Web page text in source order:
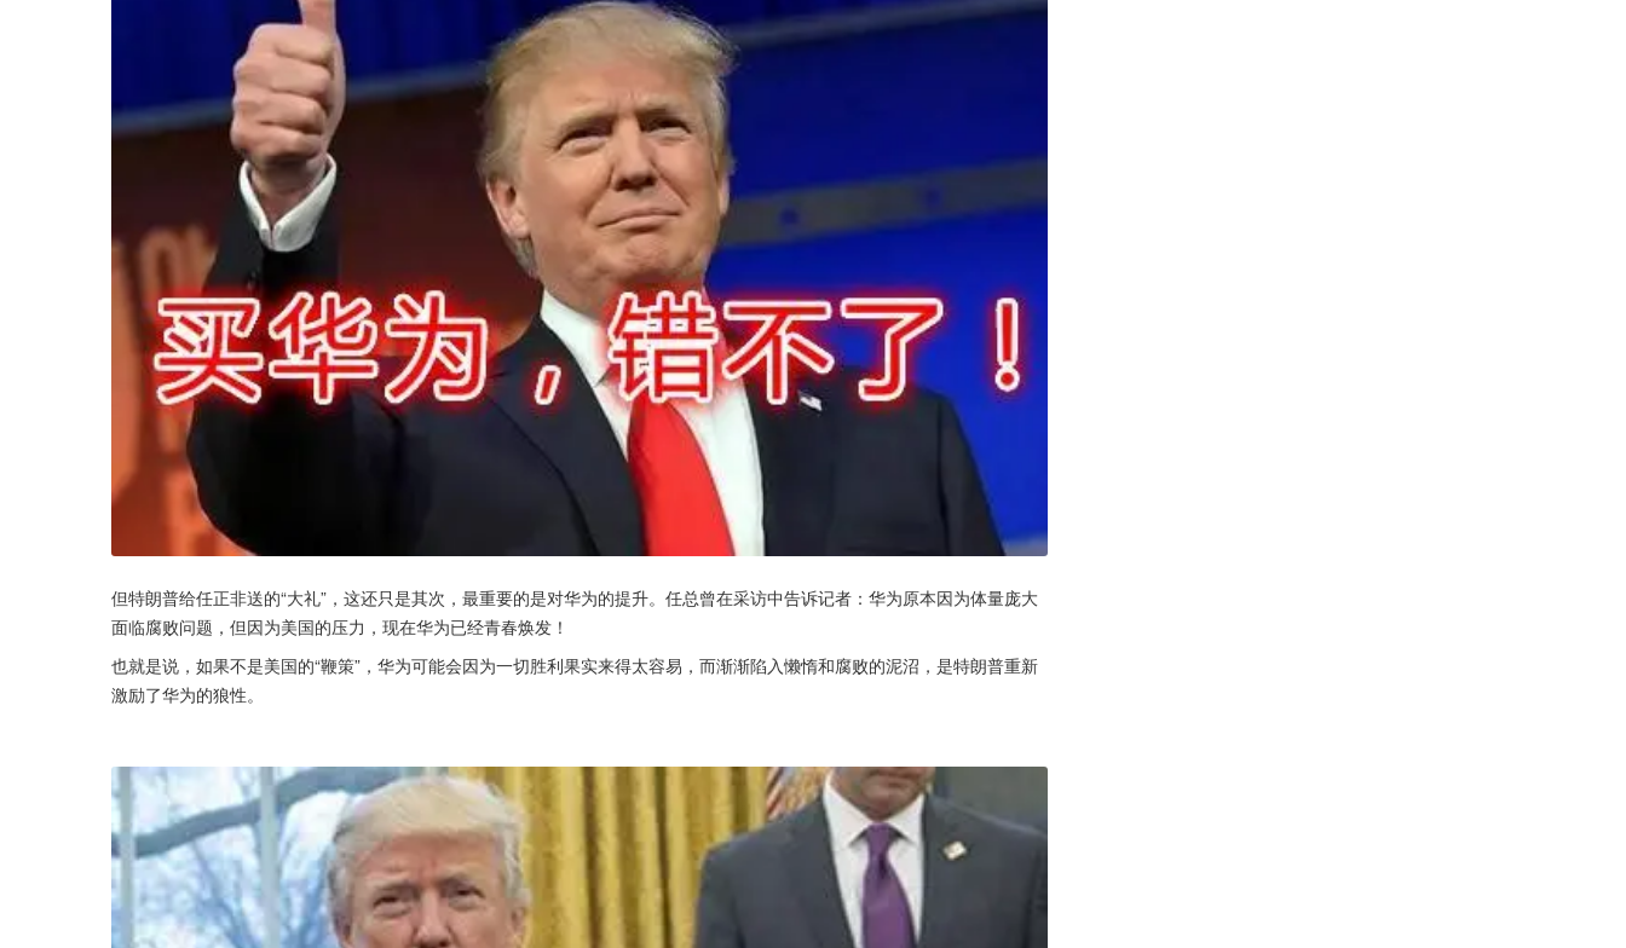
但特朗普给任正非送的“大礼”，这还只是其次，最重要的是对华为的提升。任总曾在采访中告诉记者：华为原本因为体量庞大
面临腐败问题，但因为美国的压力，现在华为已经青春焕发！
也就是说，如果不是美国的“鞭策”，华为可能会因为一切胜利果实来得太容易，而渐渐陷入懒惰和腐败的泥沼，是特朗普重新
激励了华为的狼性。